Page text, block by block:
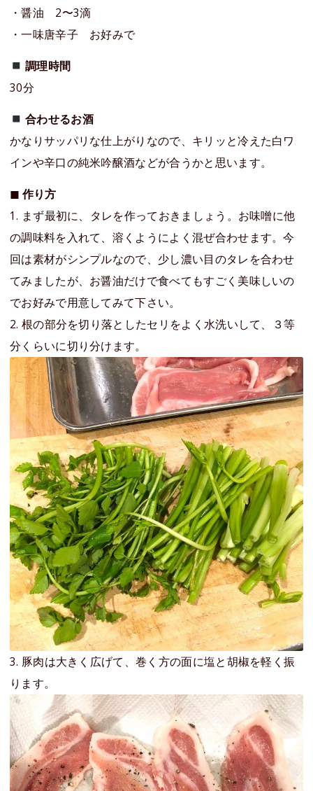
・醤油 2〜3滴
・一味唐辛子 お好みで
調理時間
30分
合わせるお酒
かなりサッパリな仕上がりなので、キリッと冷えた白ワ
インや辛口の純米吟醸酒などが合うかと思います。
◼︎ 作り方
1. まず最初に、タレを作っておきましょう。お味噌に他
の調味料を入れて、溶くようによく混ぜ合わせます。今
回は素材がシンプルなので、少し濃い目のタレを合わせ
てみましたが、お醤油だけで食べてもすごく美味しいの
でお好みで用意してみて下さい。
2. 根の部分を切り落としたセリをよく水洗いして、３等
分くらいに切り分けます。
3. 豚肉は大きく広げて、巻く方の面に塩と胡椒を軽く振
ります。